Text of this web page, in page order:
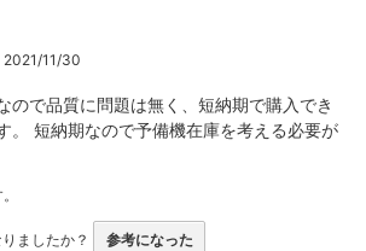
2021/11/30
ので品質に問題は無く、短納期で購入でき
。 短納期なので予備機在庫を考える必要が
ましたか？ 参考になった